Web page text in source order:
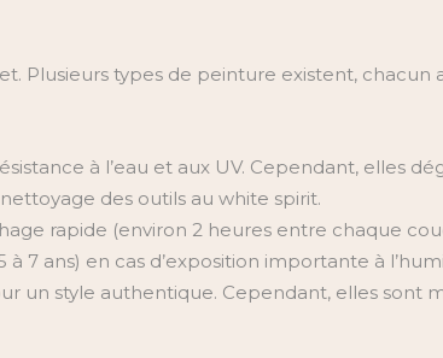
types de peinture existent, chacun
à l’eau et aux UV. Cependant, elles
des outils au white spirit.
rapide (environ 2 heures entre chaque
7 ans) en cas d’exposition importante à
un style authentique. Cependant, elles sont